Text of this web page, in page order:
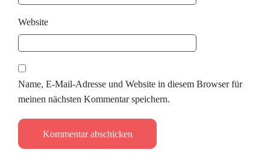
Website
Name, E-Mail-Adresse und Website in diesem Browser für
meinen nächsten Kommentar speichern.